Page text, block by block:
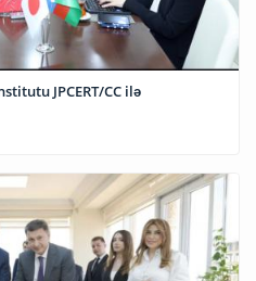
JPCERT/CC ilə